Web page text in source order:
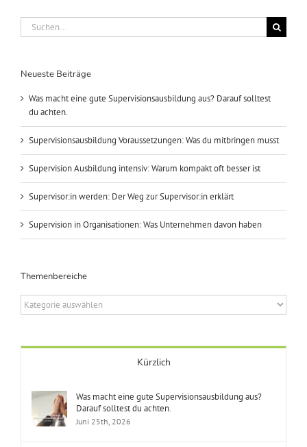
Suche
nach:
Neueste Beiträge
Was macht eine gute Supervisionsausbildung aus? Darauf solltest
du achten.
Supervisionsausbildung Voraussetzungen: Was du mitbringen musst
Supervision Ausbildung intensiv: Warum kompakt oft besser ist
Supervisor:in werden: Der Weg zur Supervisor:in erklärt
Supervision in Organisationen: Was Unternehmen davon haben
Themenbereiche
Themenbereiche
Kürzlich
Was macht eine gute Supervisionsausbildung aus?
Darauf solltest du achten.
Juni 25th, 2026